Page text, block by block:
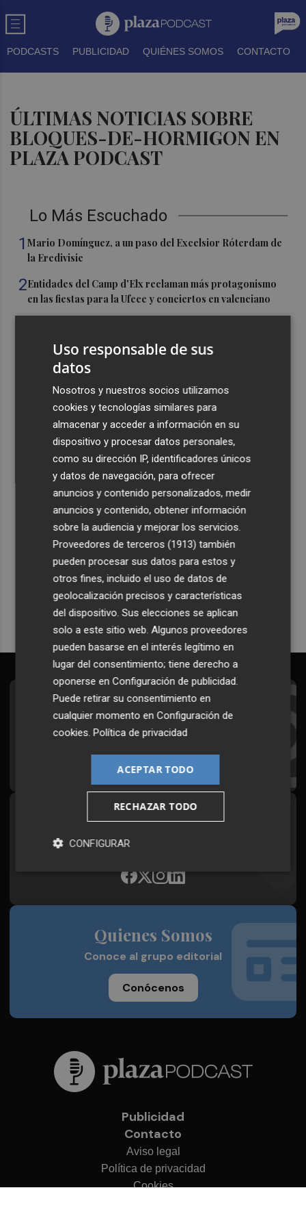
PODCASTS PUBLICIDAD QUIÉNES SOMOS CONTACTO
ÚLTIMAS NOTICIAS SOBRE
BLOQUES-DE-HORMIGON EN
PLAZA PODCAST
Lo Más Escuchado
1Mario Domínguez, a un paso del Excelsior Róterdam de
la Eredivisie
2Entidades del Camp d'Elx reclaman más protagonismo
en las fiestas para la Ufece y conciertos en valenciano
Valencia Basket abrirá la EuroLeague Women en casa
Fin a la racha de seis macrotrasvases del Tajo al Segura:
reducen el agua a 27 hm3 en septiembre por la caída de
las reservas
Recibe toda la actualidad de
Plaza Podcast en tu correo
Quiero suscribirme
Suscríbete al Boletín
Todos los días a primera hora en tu email
Síguenos en redes
Plaza Podcast, desde cualquier medio
Quienes Somos
Conoce al grupo editorial
Conócenos
Publicidad
Contacto
Aviso legal
Política de privacidad
Cookies
Uso responsable de sus
datos
Nosotros y nuestros socios utilizamos
cookies y tecnologías similares para
almacenar y acceder a información en su
dispositivo y procesar datos personales,
como su dirección IP, identificadores únicos
y datos de navegación, para ofrecer
anuncios y contenido personalizados, medir
anuncios y contenido, obtener información
sobre la audiencia y mejorar los servicios.
Proveedores de terceros (1913) también
pueden procesar sus datos para estos y
otros fines, incluido el uso de datos de
geolocalización precisos y características
del dispositivo. Sus elecciones se aplican
solo a este sitio web. Algunos proveedores
pueden basarse en el interés legítimo en
lugar del consentimiento; tiene derecho a
oponerse enConfiguración de publicidad.
Puede retirar su consentimiento en
cualquier momento enConfiguración de
cookies.Política de privacidad
ACEPTAR TODO
RECHAZAR TODO
CONFIGURAR